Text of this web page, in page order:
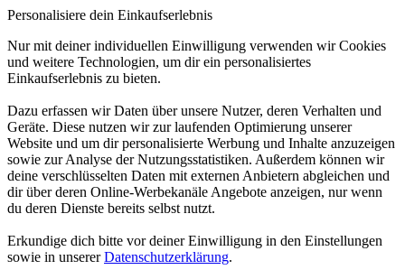
Personalisiere dein Einkaufserlebnis
Nur mit deiner individuellen Einwilligung verwenden wir Cookies
und weitere Technologien, um dir ein personalisiertes
Einkaufserlebnis zu bieten.
Dazu erfassen wir Daten über unsere Nutzer, deren Verhalten und
Geräte. Diese nutzen wir zur laufenden Optimierung unserer
Website und um dir personalisierte Werbung und Inhalte anzuzeigen
sowie zur Analyse der Nutzungsstatistiken. Außerdem können wir
deine verschlüsselten Daten mit externen Anbietern abgleichen und
dir über deren Online-Werbekanäle Angebote anzeigen, nur wenn
du deren Dienste bereits selbst nutzt.
Erkundige dich bitte vor deiner Einwilligung in den Einstellungen
sowie in unsererDatenschutzerklärung.